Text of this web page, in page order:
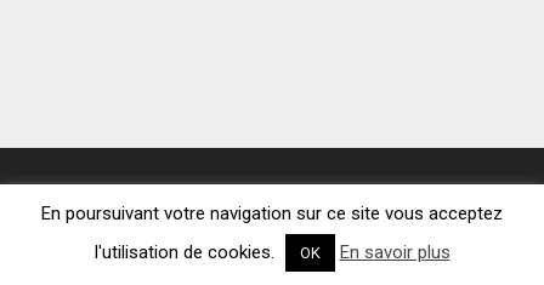
Copyright © 2026.Plan de site| Mentions légales
En poursuivant votre navigation sur ce site vous acceptez
l'utilisation de cookies.
OK En savoir plus